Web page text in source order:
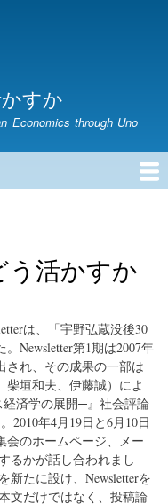
すか
Economics through Uno
う活かすか
は、「宇野弘蔵没後30
Newsletter第1期は2007年
され、その成果の一部は
垣和夫、伊藤誠）によ
済学の展開─』社会評論
2010年4月19日と6月10日
会のホームページ、メー
るかが話し合われまし
新たに設け、Newsletterを
文だけではなく、投稿論